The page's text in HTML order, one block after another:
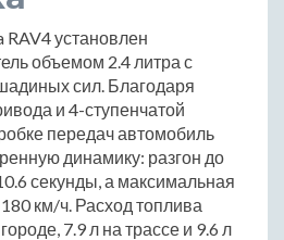
установлен
объемом 2.4 литра с
сил. Благодаря
и 4-ступенчатой
передач автомобиль
динамику: разгон до
секунды, а максимальная
180 км/ч. Расход топлива
7.9 л на трассе и 9.6 л